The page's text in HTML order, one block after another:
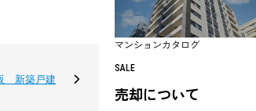
新築戸建
マンションカタログ
SALE
売却について